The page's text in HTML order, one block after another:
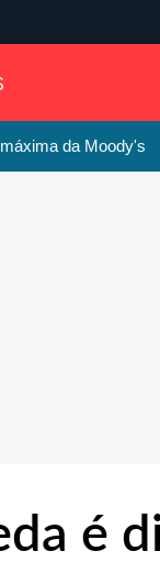
da Moody's
é